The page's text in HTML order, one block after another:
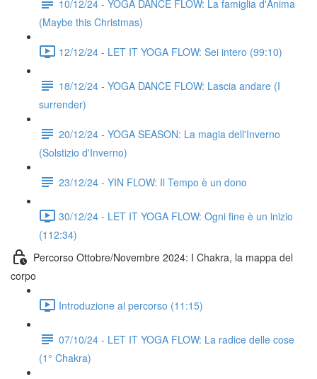
10/12/24 - YOGA DANCE FLOW: La famiglia d'Anima
(Maybe this Christmas)
12/12/24 - LET IT YOGA FLOW: Sei intero (99:10)
18/12/24 - YOGA DANCE FLOW: Lascia andare (I
surrender)
20/12/24 - YOGA SEASON: La magia dell'Inverno
(Solstizio d'Inverno)
23/12/24 - YIN FLOW: Il Tempo è un dono
30/12/24 - LET IT YOGA FLOW: Ogni fine è un inizio
(112:34)
Percorso Ottobre/Novembre 2024: I Chakra, la mappa del
corpo
Introduzione al percorso (11:15)
07/10/24 - LET IT YOGA FLOW: La radice delle cose
(1° Chakra)